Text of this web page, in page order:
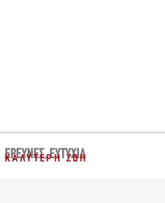
ΈΡΕΥΝΕΣ,ΕΥΤΥΧΊΑ
ΚΑΛΎΤΕΡΗ ΖΩΉ